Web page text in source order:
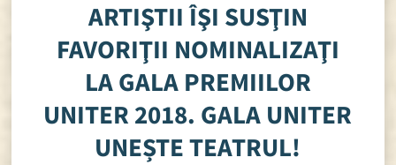
ARTIŞTII ÎŞI SUSŢIN
FAVORIŢII NOMINALIZAŢI
LA GALA PREMIILOR
UNITER 2018. GALA UNITER
UNEȘTE TEATRUL!